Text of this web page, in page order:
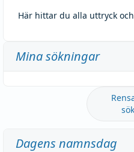
Här hittar du alla uttryck
Mina sökningar
Dagens namnsdag